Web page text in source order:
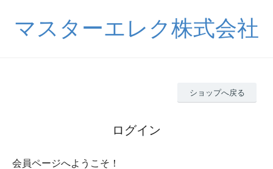
マスターエレク株式会社
ショップへ戻る
ログイン
会員ページへようこそ！